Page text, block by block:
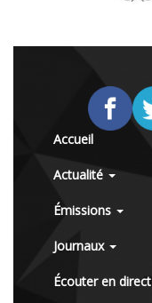
Accueil
Actualité
Émissions
Journaux
Écouter en direct